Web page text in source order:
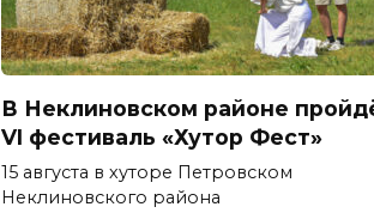
В Неклиновском районе
VI фестиваль «Хутор Фест»
15 августа в хуторе Петровском
Неклиновского района